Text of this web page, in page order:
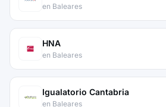
en Baleares
HNA
en Baleares
Igualatorio Cantabria
en Baleares